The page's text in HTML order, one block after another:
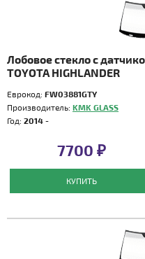
Лобовое стекло с
TOYOTA HIGHLANDER
Еврокод: FW03881GTY
Производитель: KMK GLASS
Год: 2014 -
7700 ₽
КУПИТЬ